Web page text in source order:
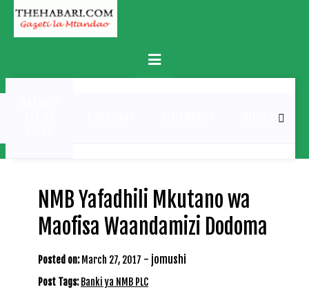
Skip
content
Primary
Menu
MICHEZO
NMB Yafadhili Mkutano wa
Maofisa Waandamizi Dodoma
Posted on: March 27, 2017 - jomushi
Post Tags: Banki ya NMB PLC